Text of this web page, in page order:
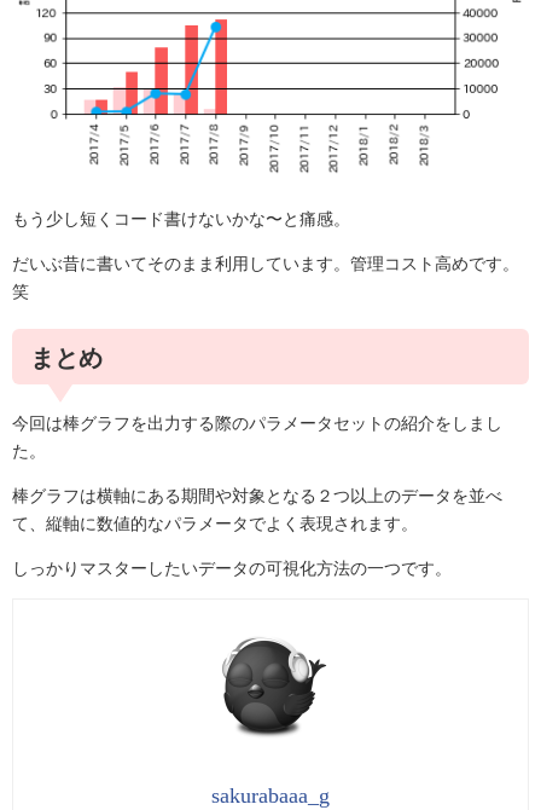
もう少し短くコード書けないかな〜と痛感。
だいぶ昔に書いてそのまま利用しています。管理コスト高めです。
笑
まとめ
今回は棒グラフを出力する際のパラメータセットの紹介をしまし
た。
棒グラフは横軸にある期間や対象となる２つ以上のデータを並べ
て、縦軸に数値的なパラメータでよく表現されます。
しっかりマスターしたいデータの可視化方法の一つです。
sakurabaaa_g